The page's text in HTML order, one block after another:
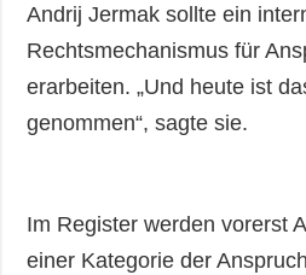
Andrij Jermak sollte ein
Rechtsmechanismus für
erarbeiten. „Und heute ist
genommen“, sagte sie.
Im Register werden vorerst
einer Kategorie der